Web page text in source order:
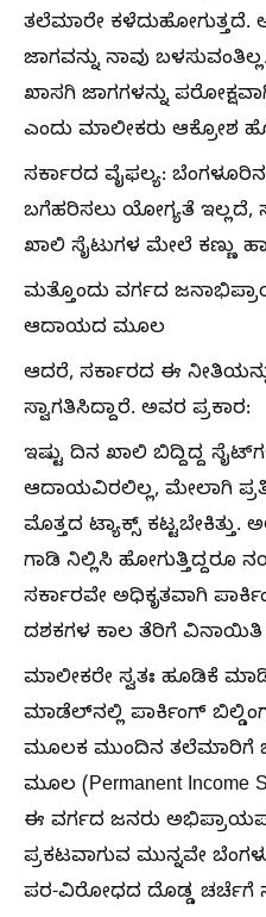
ತಲೆಮಾರೇ ಕಳೆದುಹೋಗುತ್ತದೆ.
ಜಾಗವನ್ನು ನಾವು
ಖಾಸಗಿ ಜಾಗಗಳನ್ನು
ಎಂದು ಮಾಲೀಕರು ಆಕ್ರೋಶ
ಸರ್ಕಾರದ ವೈಫಲ್ಯ:
ಬಗೆಹರಿಸಲು ಯೋಗ್ಯತೆ ಇಲ್ಲದೆ,
ಖಾಲಿ ಸೈಟುಗಳ ಮೇಲೆ ಕಣ್ಣು
ಮತ್ತೊಂದು ವರ್ಗದ
ಆದಾಯದ ಮೂಲ
ಆದರೆ, ಸರ್ಕಾರದ ಈ
ಸ್ವಾಗತಿಸಿದ್ದಾರೆ. ಅವರ ಪ್ರಕಾರ:
ಇಷ್ಟು ದಿನ ಖಾಲಿ ಬಿದ್ದಿದ್ದ
ಆದಾಯವಿರಲಿಲ್ಲ, ಮೇಲಾಗಿ
ಮೊತ್ತದ ಟ್ಯಾಕ್ಸ್
ಗಾಡಿ ನಿಲ್ಲಿಸಿ ಹೋಗುತ್ತಿದ್ದರೂ
ಸರ್ಕಾರವೇ ಅಧಿಕೃತವಾಗಿ
ದಶಕಗಳ ಕಾಲ ತೆರಿಗೆ ವಿನಾಯಿತಿ
ಮಾಲೀಕರೇ ಸ್ವತಃ ಹೂಡಿಕೆ
ಮಾಡೆಲ್‌ನಲ್ಲಿ ಪಾರ್ಕಿಂಗ್
ಮೂಲಕ ಮುಂದಿನ ತಲೆಮಾರಿಗೆ
ಮೂಲ (Permanent Income
ಈ ವರ್ಗದ ಜನರು
ಪ್ರಕಟವಾಗುವ ಮುನ್ನವೇ
ಪರ-ವಿರೋಧದ ದೊಡ್ಡ ಚರ್ಚೆಗೆ